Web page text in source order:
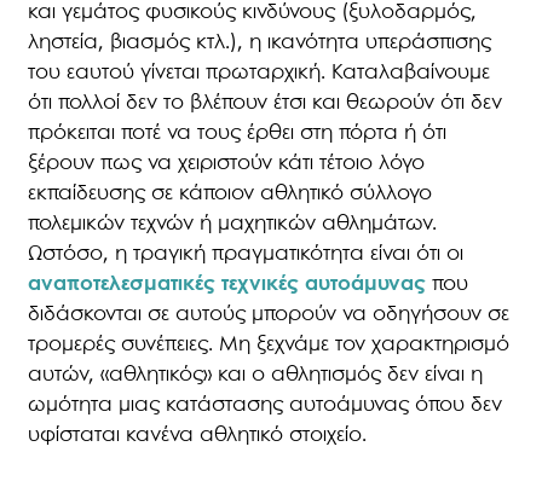
και γεμάτος φυσικούς κινδύνους (ξυλοδαρμός,
ληστεία, βιασμός κτλ.), η ικανότητα υπεράσπισης
του εαυτού γίνεται πρωταρχική. Καταλαβαίνουμε
ότι πολλοί δεν το βλέπουν έτσι και θεωρούν ότι δεν
πρόκειται ποτέ να τους έρθει στη πόρτα ή ότι
ξέρουν πως να χειριστούν κάτι τέτοιο λόγο
εκπαίδευσης σε κάποιον αθλητικό σύλλογο
πολεμικών τεχνών ή μαχητικών αθλημάτων.
Ωστόσο, η τραγική πραγματικότητα είναι ότι οι
αναποτελεσματικές τεχνικές αυτοάμυνας που
διδάσκονται σε αυτούς μπορούν να οδηγήσουν σε
τρομερές συνέπειες. Μη ξεχνάμε τον χαρακτηρισμό
αυτών, «αθλητικός» και ο αθλητισμός δεν είναι η
ωμότητα μιας κατάστασης αυτοάμυνας όπου δεν
υφίσταται κανένα αθλητικό στοιχείο.